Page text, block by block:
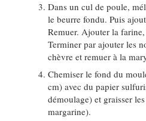
Dans un cul de poule,
le beurre fondu. Puis
Remuer. Ajouter la
Terminer par ajouter les
chèvre et remuer à la
Chemiser le fond du
cm) avec du papier
démoulage) et graisser
margarine).